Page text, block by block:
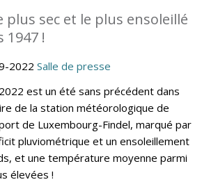
plus sec et le plus ensoleillé
1947 !
2022 Salle de presse
est un été sans précédent dans
de la station météorologique de
de Luxembourg-Findel, marqué par
pluviométrique et un ensoleillement
et une température moyenne parmi
élevées !